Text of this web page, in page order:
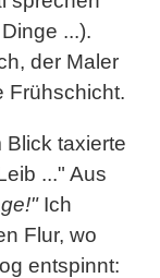
...).
der Maler
Frühschicht.
Blick taxierte
..." Aus
Ich
Flur, wo
entspinnt: